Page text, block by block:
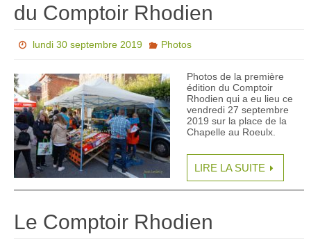
du Comptoir Rhodien
lundi 30 septembre 2019 Photos
Photos de la première
édition du Comptoir
Rhodien qui a eu lieu ce
vendredi 27 septembre
2019 sur la place de la
Chapelle au Roeulx.
LIRE LA SUITE
Le Comptoir Rhodien